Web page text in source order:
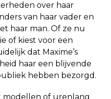
over haar
van haar vader en
haar man. Of ze nu
of kiest voor een
dat Maxime’s
haar een blijvende
hebben bezorgd.
modellen of urenlang